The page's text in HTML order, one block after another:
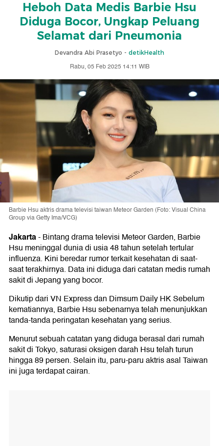
Heboh Data Medis Barbie Hsu
Diduga Bocor, Ungkap Peluang
Selamat dari Pneumonia
Devandra Abi Prasetyo - detikHealth
Rabu, 05 Feb 2025 14:11 WIB
Barbie Hsu aktris drama televisi taiwan Meteor Garden (Foto: Visual China
Group via Getty Ima/VCG)
Jakarta-Bintang drama televisi Meteor Garden, Barbie
Hsu meninggal dunia di usia 48 tahun setelah tertular
influenza. Kini beredar rumor terkait kesehatan di saat-
saat terakhirnya. Data ini diduga dari catatan medis rumah
sakit di Jepang yang bocor.
Dikutip dari VN Express dan Dimsum Daily HK Sebelum
kematiannya, Barbie Hsu sebenarnya telah menunjukkan
tanda-tanda peringatan kesehatan yang serius.
Menurut sebuah catatan yang diduga berasal dari rumah
sakit di Tokyo, saturasi oksigen darah Hsu telah turun
hingga 89 persen. Selain itu, paru-paru aktris asal Taiwan
ini juga terdapat cairan.